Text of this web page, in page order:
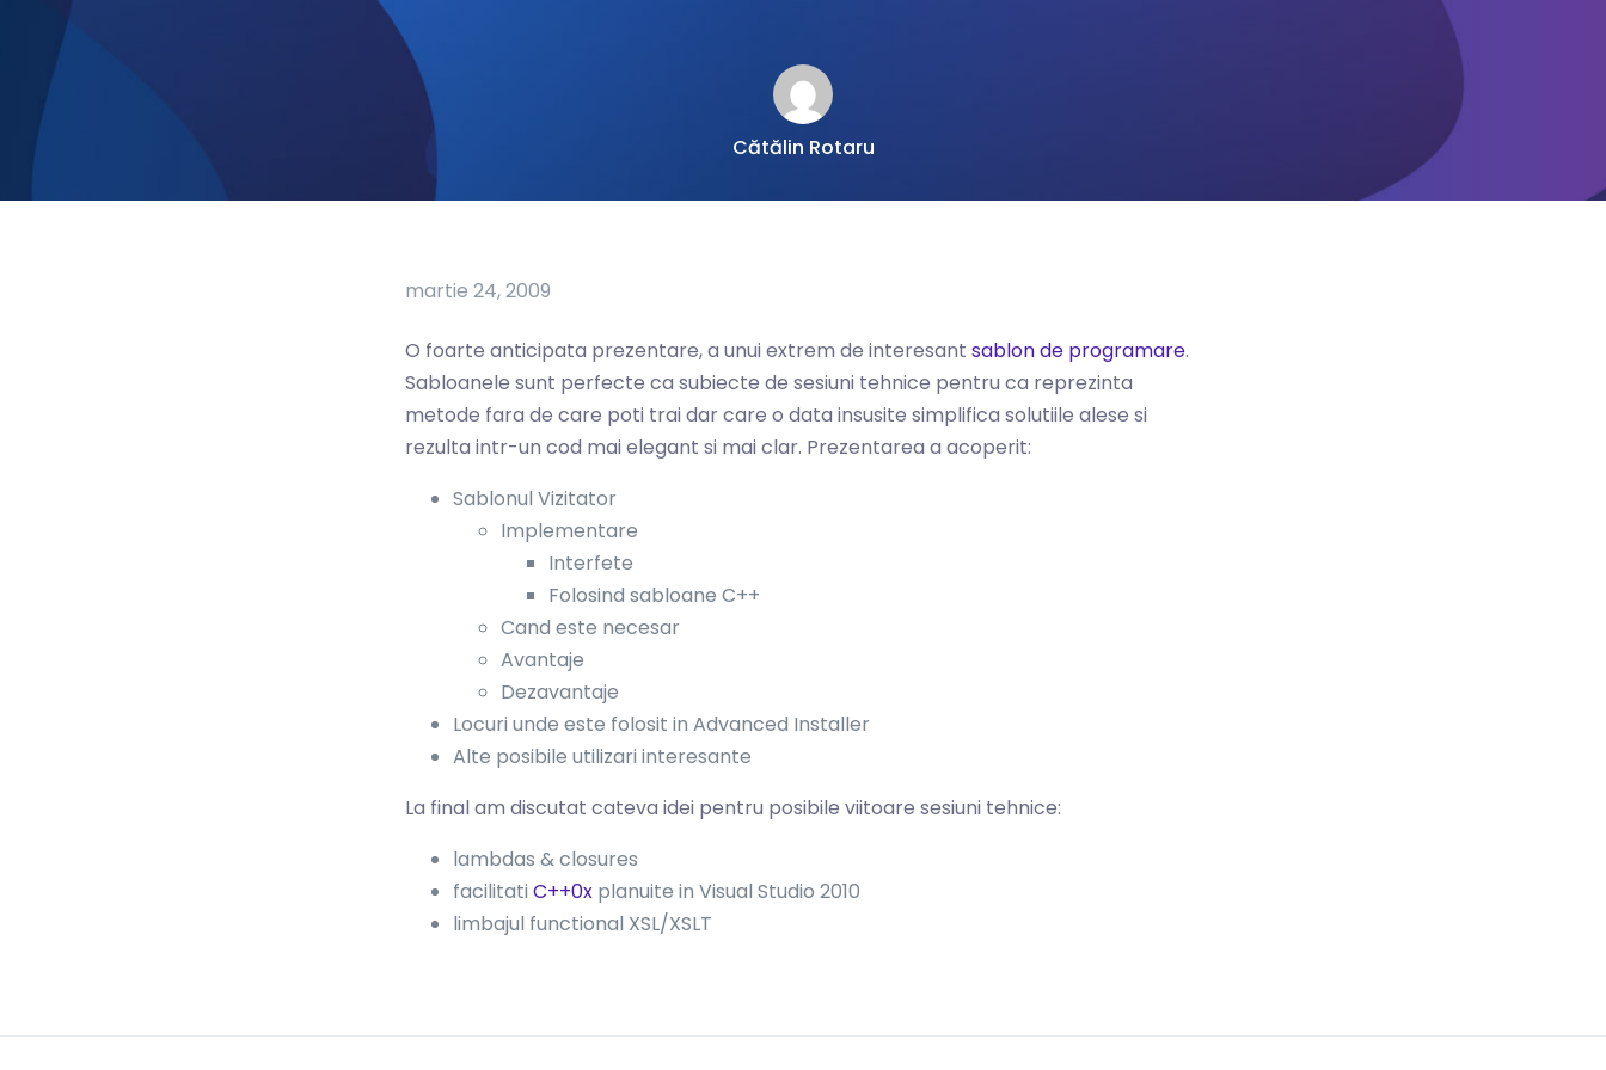
Cătălin Rotaru
martie 24, 2009
O foarte anticipata prezentare, a unui extrem de interesant sablon de programare.
Sabloanele sunt perfecte ca subiecte de sesiuni tehnice pentru ca reprezinta
metode fara de care poti trai dar care o data insusite simplifica solutiile alese si
rezulta intr-un cod mai elegant si mai clar. Prezentarea a acoperit:
Sablonul Vizitator
Implementare
Interfete
Folosind sabloane C++
Cand este necesar
Avantaje
Dezavantaje
Locuri unde este folosit in Advanced Installer
Alte posibile utilizari interesante
La final am discutat cateva idei pentru posibile viitoare sesiuni tehnice:
lambdas & closures
facilitati C++0x planuite in Visual Studio 2010
limbajul functional XSL/XSLT